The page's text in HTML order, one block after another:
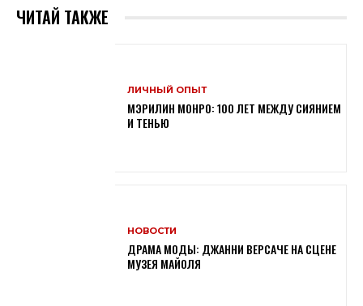
ЧИТАЙ ТАКЖЕ
ЛИЧНЫЙ ОПЫТ
МЭРИЛИН МОНРО: 100 ЛЕТ МЕЖДУ СИЯНИЕМ
И ТЕНЬЮ
НОВОСТИ
ДРАМА МОДЫ: ДЖАННИ ВЕРСАЧЕ НА СЦЕНЕ
МУЗЕЯ МАЙОЛЯ